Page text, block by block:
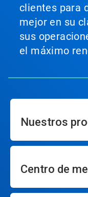
clientes para
mejor en su
sus
el máximo
Nuestros
Centro de